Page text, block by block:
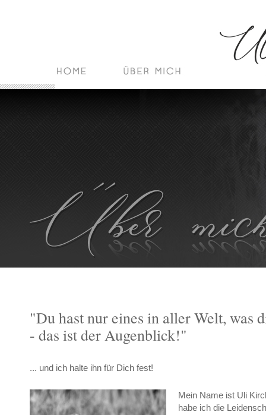
"Du hast nur eines in aller Welt, was
- das ist der Augenblick!"
... und ich halte ihn für Dich fest!
Mein Name ist Uli
habe ich die